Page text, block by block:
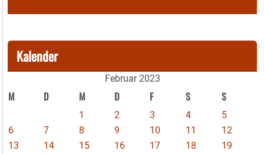
Kalender
Februar 2023
M D M D F S S
1 2 3 4
5
6
7 8 9 10 11
12
13
14 15 16 17 18
19